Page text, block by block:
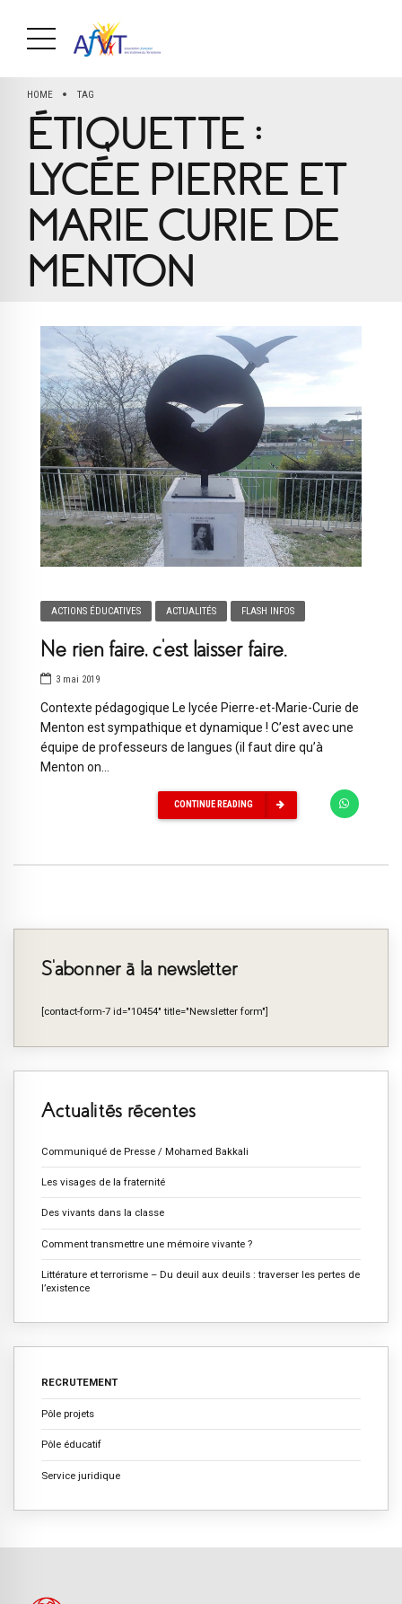
HOME TAG
ÉTIQUETTE :
LYCÉE PIERRE ET
MARIE CURIE DE
MENTON
ACTIONS ÉDUCATIVES ACTUALITÉS FLASH INFOS
Ne rien faire, c’est laisser faire.
3 mai 2019
Contexte pédagogique Le lycée Pierre-et-Marie-Curie de
Menton est sympathique et dynamique ! C’est avec une
équipe de professeurs de langues (il faut dire qu’à
Menton on...
CONTINUE READING
S’abonner à la newsletter
[contact-form-7 id="10454" title="Newsletter form"]
Actualités récentes
Communiqué de Presse / Mohamed Bakkali
Les visages de la fraternité
Des vivants dans la classe
Comment transmettre une mémoire vivante ?
Littérature et terrorisme – Du deuil aux deuils : traverser les pertes de
l’existence
RECRUTEMENT
Pôle projets
Pôle éducatif
Service juridique